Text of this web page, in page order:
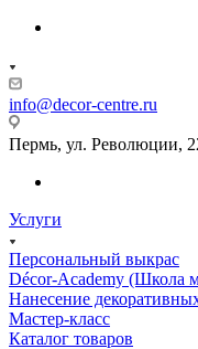
info@decor-centre.ru
Пермь, ул. Революции,
Услуги
Персональный выкрас
Décor-Academy (Школа
Нанесение
Мастер-класс
Каталог товаров